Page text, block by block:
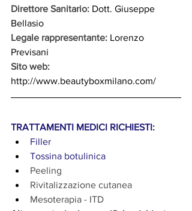
Direttore Sanitario: Dott. Giuseppe
Bellasio
Legale rappresentante: Lorenzo
Previsani
Sito web:
http://www.beautyboxmilano.com/
TRATTAMENTI MEDICI RICHIESTI:
Filler
Tossina botulinica
Peeling
Rivitalizzazione cutanea
Mesoterapia - ITD